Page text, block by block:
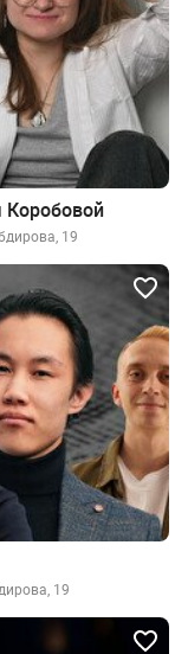
19
19